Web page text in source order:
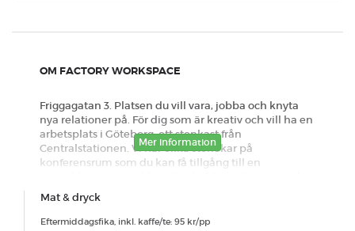
OM FACTORY WORKSPACE
Friggagatan 3. Platsen du vill vara, jobba och knyta
nya relationer på. För dig som är kreativ och vill ha en
arbetsplats i Göteborg, ett stenkast från
Centralstationen. Vi har olika storlekar på
konferensrum som du kan få tillgång till en
vi en studio för dig som gillar att prodda med toner,
ljud, bild och film. Vill du sätta guldkant på tillvaron
finns det möjlighet att få en smarrig Frukost, Lunch
Mer information
Mat & dryck
Eftermiddagsfika, inkl. kaffe/te: 95 kr/pp